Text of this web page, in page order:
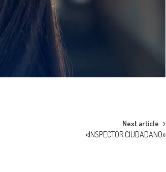
Next article
«INSPECTOR CIUDADANO»